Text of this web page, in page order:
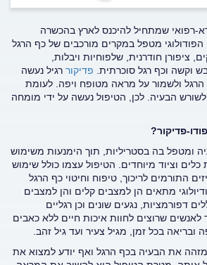
רפואי שמתחיל להיכנס לארץ בהכשרה
מטפל במקרים מורכבים של כף הרגל
ציפורן חודרנית, שלפוחיות ויבלות,
וקשה וכף רגל סוכרתית. פדיקור רגיל נעשה
הרגל ולשמור על מראה מטופח ויפה. לעומת
הבעיה. לכן, הטיפול נעשה על ידי מומחה
פדיקור?
ומטפל בה בסטריליות, תוך הימנעות משימוש
וציוד מיוחדים. הטיפול עצמו כולל שימוש
התורמים לריכוך, טיפוח וחיטוי כף הרגל
מתאים הן למצבים קלים והן למצבים
דפורמציות, נגעים שונים וכן רגליים
לאנשים שרוצים לחוות איכות חיים ללא כאבים
ובריאה בכל זמן, מגיל צעיר ועד גיל זהב.
מזהה את הבעיה בכף הרגל ואף יודע למצוא את